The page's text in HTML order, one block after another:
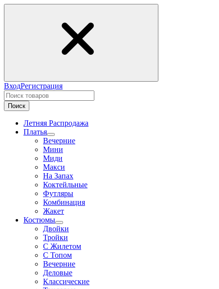
ВходРегистрация
Поиск
Летняя Распродажа
Платья
Вечерние
Мини
Миди
Макси
На Запах
Коктейльные
Футляры
Комбинация
Жакет
Костюмы
Двойки
Тройки
С Жилетом
С Топом
Вечерние
Деловые
Классические